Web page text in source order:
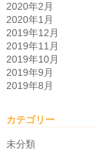
2020年2月
2020年1月
2019年12月
2019年11月
2019年10月
2019年9月
2019年8月
カテゴリー
未分類